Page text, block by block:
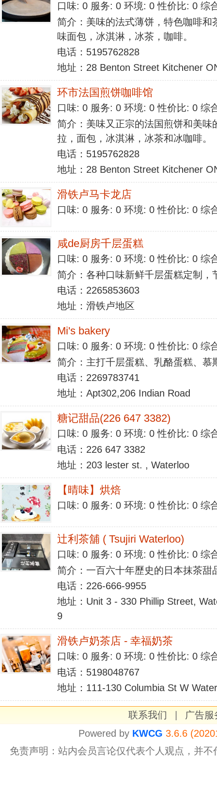
口味: 0 服务: 0 环境: 0 性价比: 0 综
简介：美味的法式薄饼，特色咖啡和
味面包，冰淇淋，冰茶，咖啡。
电话：5195762828
地址：28 Benton Street Kitchener
环市法国煎饼咖啡馆
口味: 0 服务: 0 环境: 0 性价比: 0 综
简介：美味又正宗的法国煎饼和美味
拉，面包，冰淇淋，冰茶和冰咖啡。
电话：5195762828
地址：28 Benton Street Kitchener
滑铁卢马卡龙店
口味: 0 服务: 0 环境: 0 性价比: 0 综
咸de厨房千层蛋糕
口味: 0 服务: 0 环境: 0 性价比: 0 综
简介：各种口味新鲜千层蛋糕定制，
电话：2265853603
地址：滑铁卢地区
Mi's bakery
口味: 0 服务: 0 环境: 0 性价比: 0 综
简介：主打千层蛋糕、乳酪蛋糕、慕
电话：2269783741
地址：Apt302,206 Indian Road
糖记甜品(226 647 3382)
口味: 0 服务: 0 环境: 0 性价比: 0 综
电话：226 647 3382
地址：203 lester st. , Waterloo
【晴味】烘焙
口味: 0 服务: 0 环境: 0 性价比: 0 综
辻利茶舖 ( Tsujiri Waterloo)
口味: 0 服务: 0 环境: 0 性价比: 0 综
简介：一百六十年歷史的日本抹茶甜
电话：226-666-9955
地址：Unit 3 - 330 Phillip Street,
9
滑铁卢奶茶店 - 幸福奶茶
口味: 0 服务: 0 环境: 0 性价比: 0 综
电话：5198048767
地址：111-130 Columbia St W
联系我们
广告服
Powered by KWCG 3.6.6
免责声明：站内会员言论仅代表个人观点，并